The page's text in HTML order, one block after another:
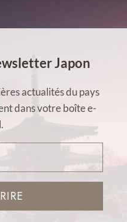
Japon
actualités du pays
dans votre boîte e-